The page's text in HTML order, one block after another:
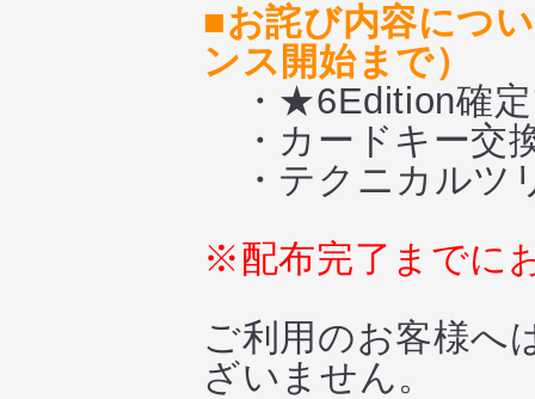
■お詫び内容につ
ンス開始まで）
・★6Edition確定
・カードキー交
・テクニカルツ
※配布完了までに
ご利用のお客様へ
ざいません。